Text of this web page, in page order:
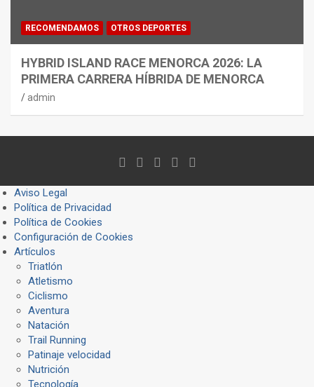
RECOMENDAMOS OTROS DEPORTES
HYBRID ISLAND RACE MENORCA 2026: LA
PRIMERA CARRERA HÍBRIDA DE MENORCA
admin
Aviso Legal
Política de Privacidad
Política de Cookies
Configuración de Cookies
Artículos
Triatlón
Atletismo
Ciclismo
Aventura
Natación
Trail Running
Patinaje velocidad
Nutrición
Tecnología